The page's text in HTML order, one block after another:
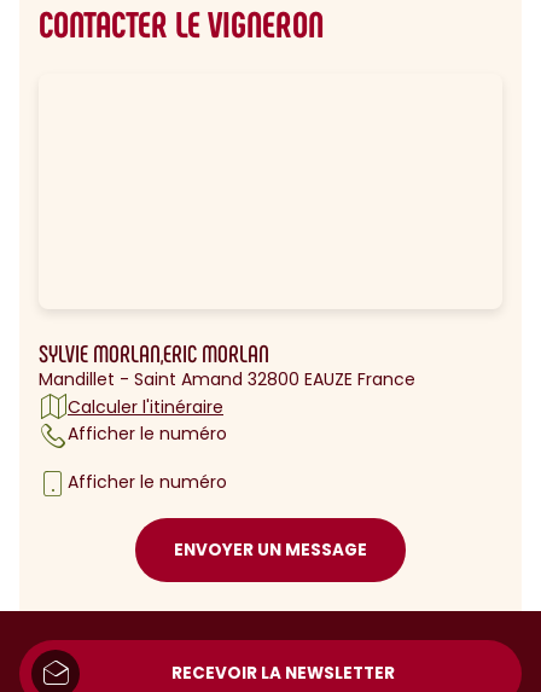
CONTACTER LE VIGNERON
SYLVIE MORLAN,ERIC MORLAN
Mandillet - Saint Amand 32800 EAUZE France
Calculer l'itinéraire
Afficher le numéro
Afficher le numéro
ENVOYER UN MESSAGE
RECEVOIR LA NEWSLETTER